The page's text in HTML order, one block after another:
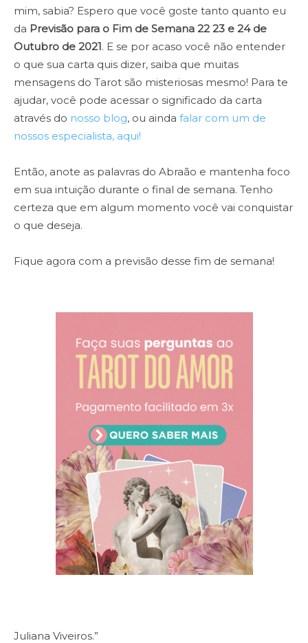
mim, sabia? Espero que você goste tanto quanto eu
da Previsão para o Fim de Semana 22 23 e 24 de
Outubro de 2021. E se por acaso você não entender
o que sua carta quis dizer, saiba que muitas
mensagens do Tarot são misteriosas mesmo! Para te
ajudar, você pode acessar o significado da carta
através do nosso blog, ou ainda falar com um de
nossos especialista, aqui!
Então, anote as palavras do Abraão e mantenha foco
em sua intuição durante o final de semana. Tenho
certeza que em algum momento você vai conquistar
o que deseja.
Fique agora com a previsão desse fim de semana!
Juliana Viveiros.”